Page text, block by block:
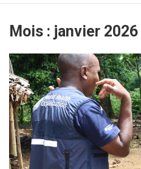
Mois : janvier 2026